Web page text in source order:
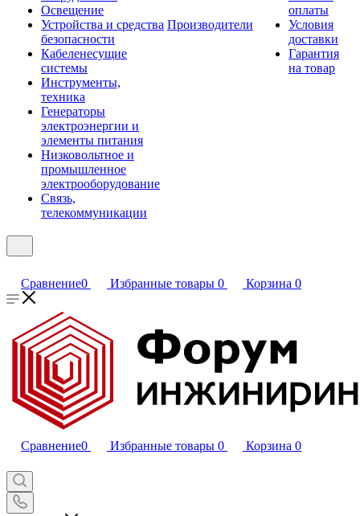
Освещение
Устройства и средства
безопасности
Кабеленесущие
системы
Инструменты,
техника
Генераторы
электроэнергии и
элементы питания
Низковольтное и
промышленное
электрооборудование
Связь,
телекоммуникации
Производители
оплаты
Условия
доставки
Гарантия
на товар
Сравнение0 Избранные товары 0 Корзина 0
Сравнение0 Избранные товары 0 Корзина 0